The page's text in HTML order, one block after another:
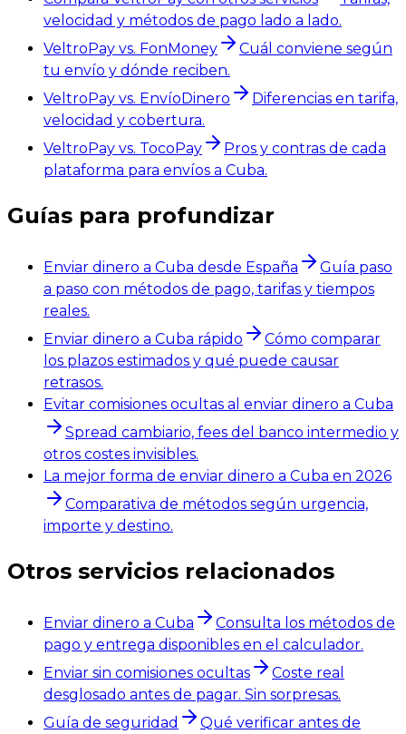
velocidad y métodos de pago lado a lado.
VeltroPay vs. FonMoney
Cuál conviene según
tu envío y dónde reciben.
VeltroPay vs. EnvíoDinero
Diferencias en tarifa,
velocidad y cobertura.
VeltroPay vs. TocoPay
Pros y contras de cada
plataforma para envíos a Cuba.
Guías para profundizar
Enviar dinero a Cuba desde España
Guía paso
a paso con métodos de pago, tarifas y tiempos
reales.
Enviar dinero a Cuba rápido
Cómo comparar
los plazos estimados y qué puede causar
retrasos.
Evitar comisiones ocultas al enviar dinero a Cuba
Spread cambiario, fees del banco intermedio y
otros costes invisibles.
La mejor forma de enviar dinero a Cuba en 2026
Comparativa de métodos según urgencia,
importe y destino.
Otros servicios relacionados
Enviar dinero a Cuba
Consulta los métodos de
pago y entrega disponibles en el calculador.
Enviar sin comisiones ocultas
Coste real
desglosado antes de pagar. Sin sorpresas.
Guía de seguridad
Qué verificar antes de